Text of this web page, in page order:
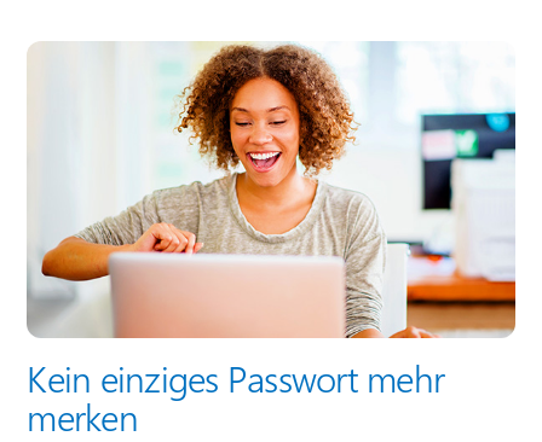
Kein einziges Passwort mehr
merken